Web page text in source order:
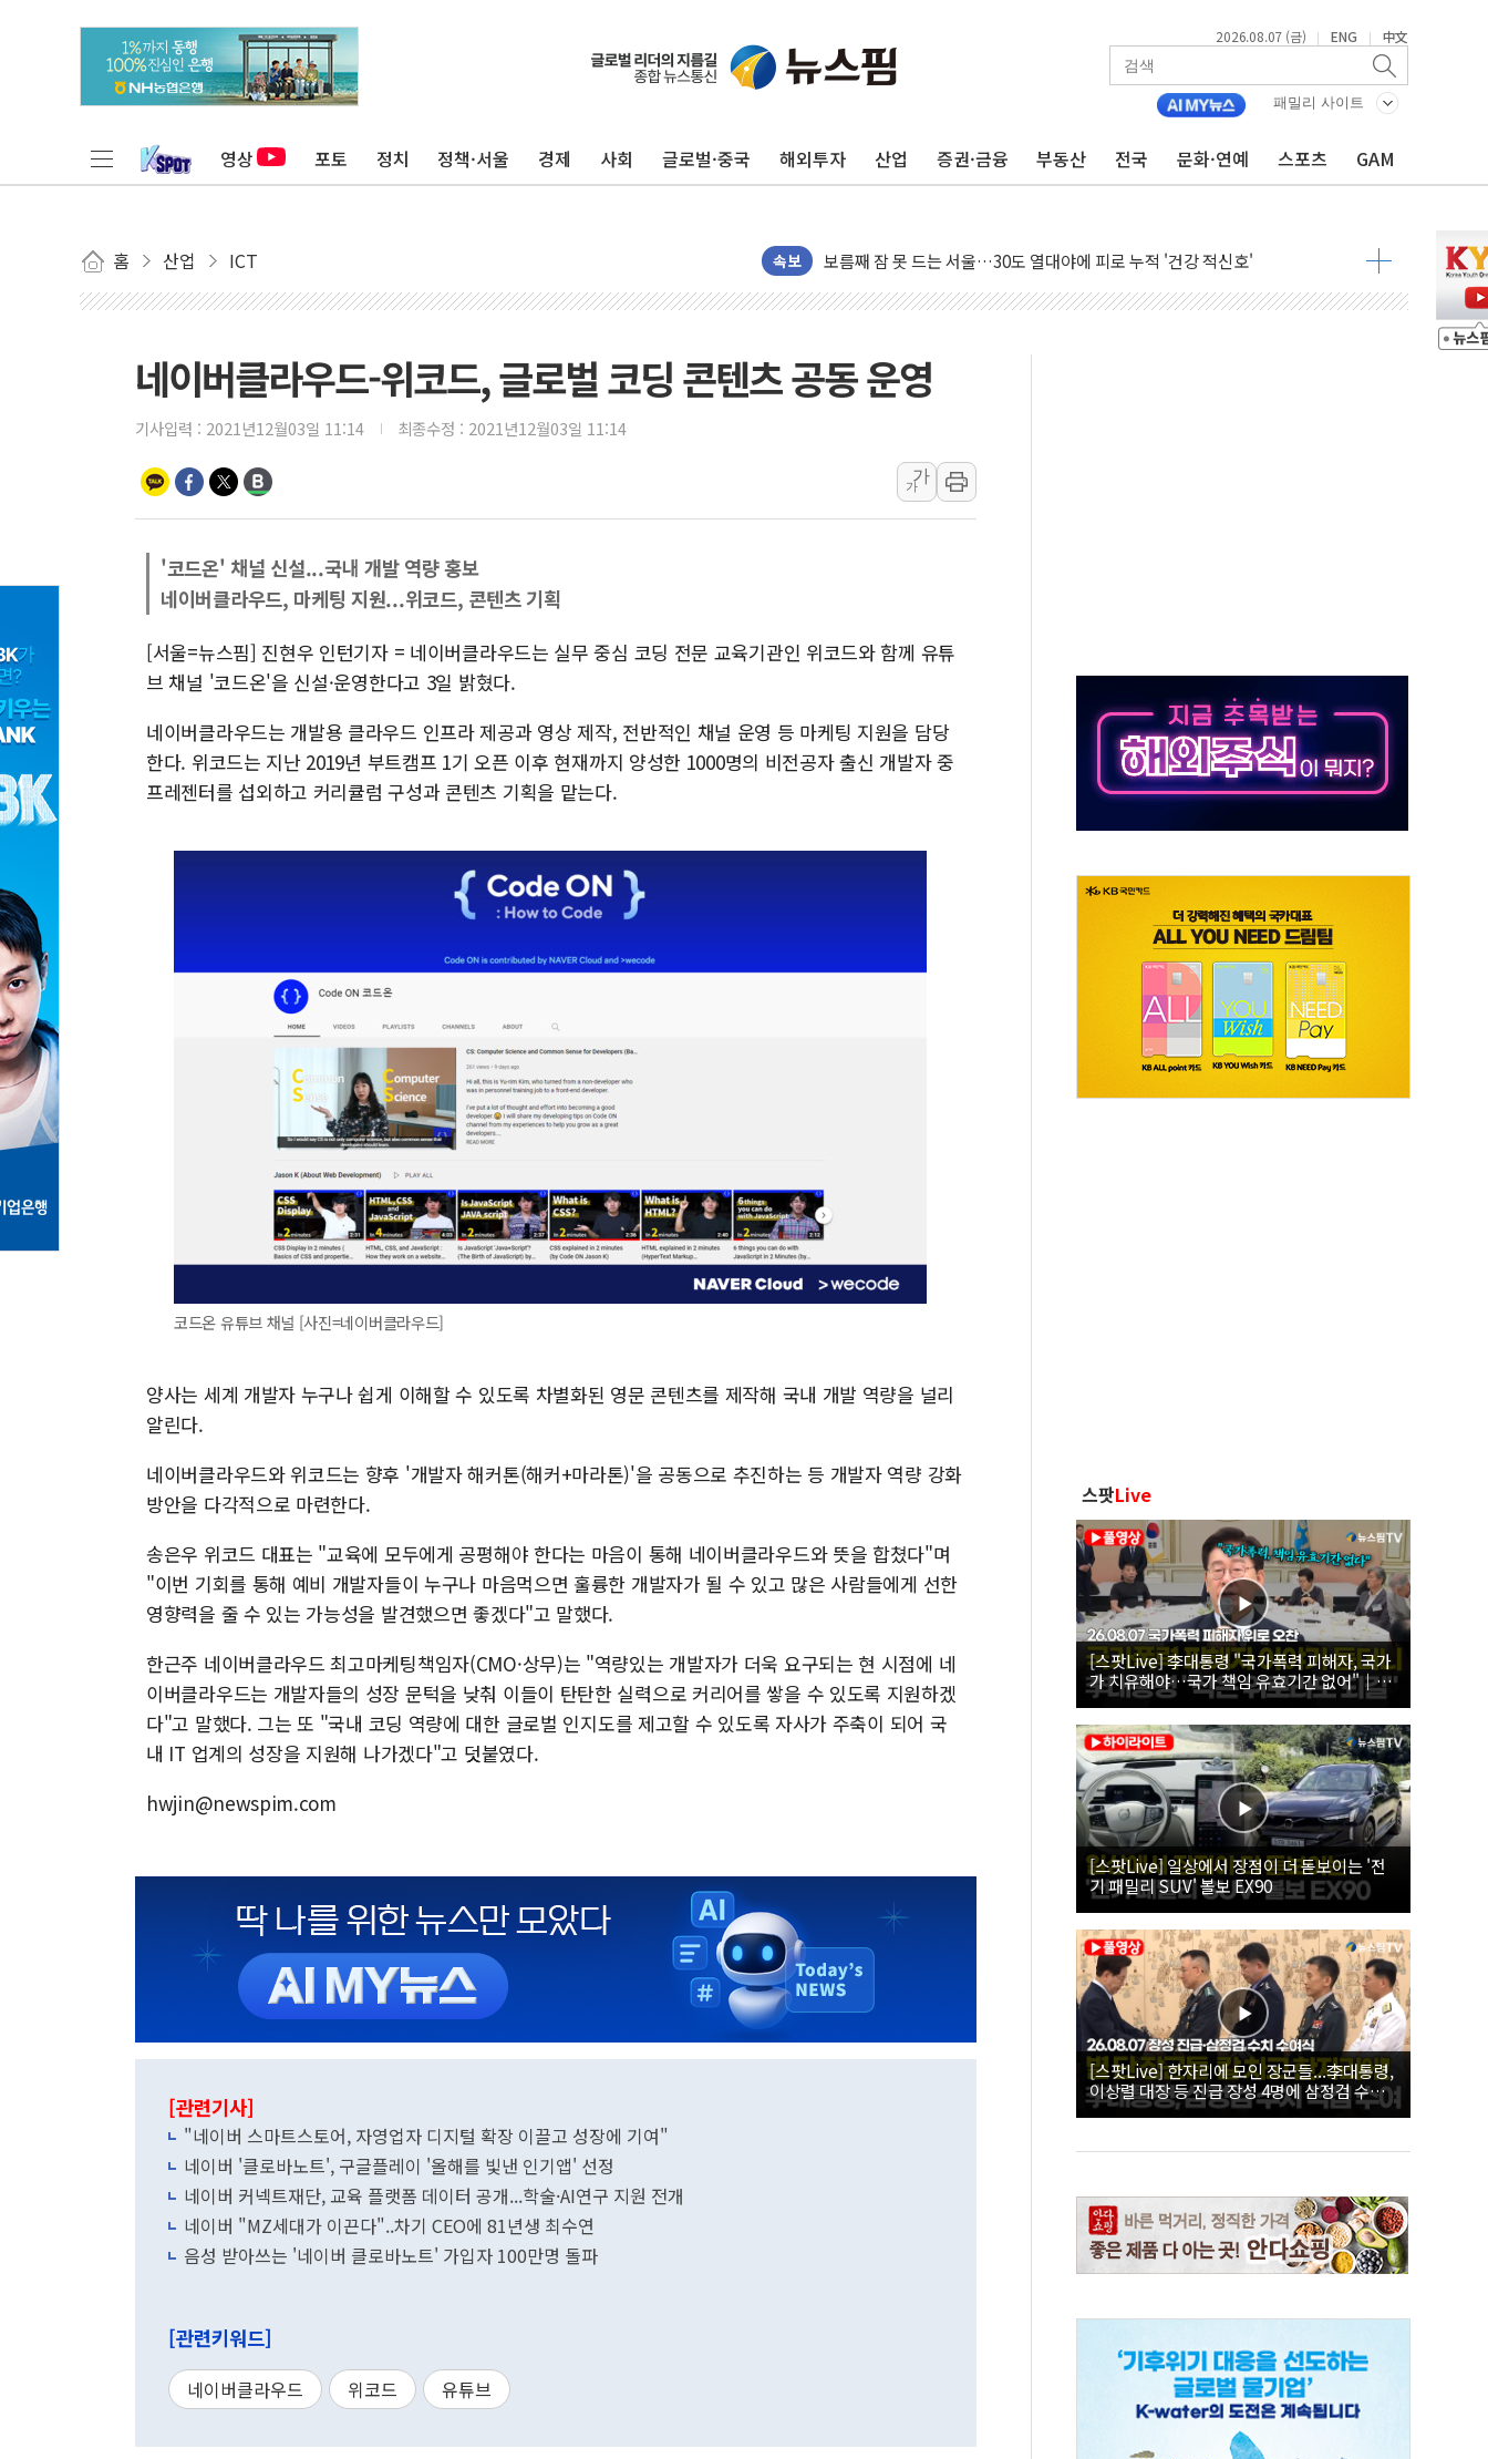
2026.08.07 (금) | ENG | 中文
패밀리 사이트
영상 포토 정치 정책·서울 경제 사회 글로벌·중국 해외투자 산업 증권·금융 부동산 전국 문화·연예 스포츠 GAM
홈 산업 ICT 속보
[뉴스핌 뉴스레터 Today ANDA] 8월 7일
미일 환율공조 뒷말 무성..."맘대로 팔지도 못하는데 무슨 기축통화"
우유자조금, 노인복지관 찾아 어르신 우유 지원 점검
4자 연합 균열에 분쟁 재점화 조짐…한미 지배구조 다시 요동
금호석유화학, 2분기 영업익 4배 '껑충'…전부문 약진
"PAFC만으론 어렵다"…두산퓨얼셀, SOFC에 사활
임대사업자, 등록임대 세제혜택 축소에 반발…"정책 신뢰 뒤집어"
친트럼프 오글스 미 하원의원, 테네시주 경선서 낙선
"주식이야 코인이야"…연속 사이드카·널뛰기에 개미들 '패닉'
에쓰씨엔지니어링, 큐니티와 반도체 EPC 추가 수주
애드포러스, 30억원 규모 자사주 취득
롯데웰푸드, 2분기 영업익 88.5% 증가... 해외 자회사가 이끈 '더블 성장'
네이버클라우드-위코드, 글로벌 코딩 콘텐츠 공동 운영
기사입력 : 2021년12월03일 11:14 최종수정 : 2021년12월03일 11:14
가
가
'코드온' 채널 신설...국내 개발 역량 홍보
네이버클라우드, 마케팅 지원...위코드, 콘텐츠 기획
[서울=뉴스핌] 진현우 인턴기자 = 네이버클라우드는 실무 중심 코딩 전문 교육기관인 위코드와 함께 유튜
브 채널 '코드온'​을 신설·운영한다고 3일 밝혔다.
네이버클라우드는 개발용 클라우드 인프라 제공과 영상 제작, 전반적인 채널 운영 등 마케팅 지원을 담당
한다. 위코드는 지난 2019년 부트캠프 1기 오픈 이후 현재까지 양성한 1000명의 비전공자 출신 개발자 중
프레젠터를 섭외하고 커리큘럼 구성과 콘텐츠 기획을 맡는다.
코드온 유튜브 채널 [사진=네이버클라우드]
양사는 세계 개발자 누구나 쉽게 이해할 수 있도록 차별화된 영문 콘텐츠를 제작해 국내 개발 역량을 널리
알린다.
네이버클라우드와 위코드는 향후 '개발자 해커톤(해커+마라톤)'을 공동으로 추진하는 등 개발자 역량 강화
방안을 다각적으로 마련한다.
송은우 위코드 대표는 "교육에 모두에게 공평해야 한다는 마음이 통해 네이버클라우드와 뜻을 합쳤다"며
"이번 기회를 통해 예비 개발자들이 누구나 마음먹으면 훌륭한 개발자가 될 수 있고 많은 사람들에게 선한
영향력을 줄 수 있는 가능성을 발견했으면 좋겠다"고 말했다.
한근주 네이버클라우드 최고마케팅책임자(CMO·상무)는 "역량있는 개발자가 더욱 요구되는 현 시점에 네
이버클라우드는 개발자들의 성장 문턱을 낮춰 이들이 탄탄한 실력으로 커리어를 쌓을 수 있도록 지원하겠
다"고 말했다. 그는 또 "국내 코딩 역량에 대한 글로벌 인지도를 제고할 수 있도록 자사가 주축이 되어 국
내 IT 업계의 성장을 지원해 나가겠다"고 덧붙였다.
hwjin@newspim.com
[관련기사]
"네이버 스마트스토어, 자영업자 디지털 확장 이끌고 성장에 기여"
네이버 '클로바노트', 구글플레이 '올해를 빛낸 인기앱' 선정
네이버 커넥트재단, 교육 플랫폼 데이터 공개...학술·AI연구 지원 전개
네이버 "MZ세대가 이끈다"..차기 CEO에 81년생 최수연
음성 받아쓰는 '네이버 클로바노트' 가입자 100만명 돌파
[관련키워드]
네이버클라우드 위코드 유튜브
스팟Live
[스팟Live] 李대통령 "국가폭력 피해자, 국가
가 치유해야…국가 책임 유효기간 없어"｜
26.08.07 국가폭력 피해자 위로 오찬
[스팟Live] 일상에서 장점이 더 돋보이는 '전
기 패밀리 SUV' 볼보 EX90
[스팟Live] 한자리에 모인 장군들...李대통령,
이상렬 대장 등 진급 장성 4명에 삼정검 수치
직접 수여｜26.08.07 장성 진급·삼정검 수치